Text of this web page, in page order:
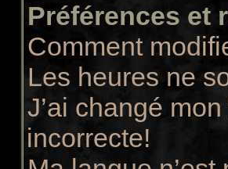
Préférences et
Comment
Les heures ne
J’ai changé
incorrecte!